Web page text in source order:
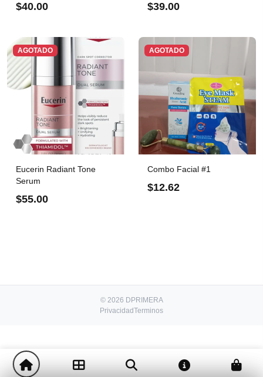
$40.00 $39.00
AGOTADO
Eucerin Radiant Tone
Serum
$55.00
AGOTADO
Combo Facial #1
$12.62
$12.00 Comprar!
© 2026 DPRIMERA
PrivacidadTerminos